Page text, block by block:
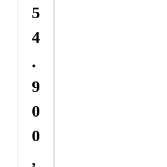
5
4
.
9
0
0
,